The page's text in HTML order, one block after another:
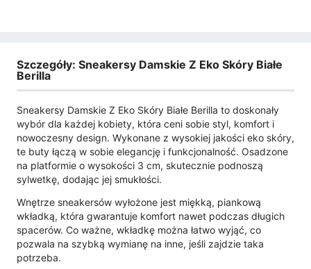
Szczegóły: Sneakersy Damskie Z Eko Skóry Białe
Berilla
Sneakersy Damskie Z Eko Skóry Białe Berilla to doskonały
wybór dla każdej kobiety, która ceni sobie styl, komfort i
nowoczesny design. Wykonane z wysokiej jakości eko skóry,
te buty łączą w sobie elegancję i funkcjonalność. Osadzone
na platformie o wysokości 3 cm, skutecznie podnoszą
sylwetkę, dodając jej smukłości.
Wnętrze sneakersów wyłożone jest miękką, piankową
wkładką, która gwarantuje komfort nawet podczas długich
spacerów. Co ważne, wkładkę można łatwo wyjąć, co
pozwala na szybką wymianę na inne, jeśli zajdzie taka
potrzeba.